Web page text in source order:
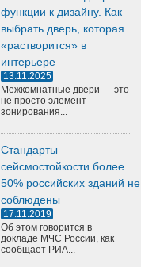
Артикул:
функции к дизайну. Как
выбрать дверь, которая
«растворится» в
интерьере
13.11.2025
Межкомнатные двери — это
не просто элемент
зонирования...
Стандарты
сейсмостойкости более
50% российских зданий не
соблюдены
17.11.2019
Об этом говорится в
докладе МЧС России, как
сообщает РИА...